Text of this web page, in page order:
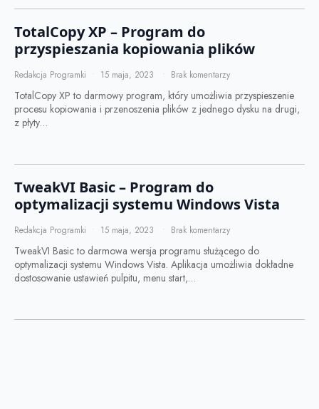
TotalCopy XP – Program do
przyspieszania kopiowania plików
Redakcja Programki 15 maja, 2023 Brak komentarzy
TotalCopy XP to darmowy program, który umożliwia przyspieszenie
procesu kopiowania i przenoszenia plików z jednego dysku na drugi,
z płyty…
TweakVI Basic – Program do
optymalizacji systemu Windows Vista
Redakcja Programki 15 maja, 2023 Brak komentarzy
TweakVI Basic to darmowa wersja programu służącego do
optymalizacji systemu Windows Vista. Aplikacja umożliwia dokładne
dostosowanie ustawień pulpitu, menu start,…